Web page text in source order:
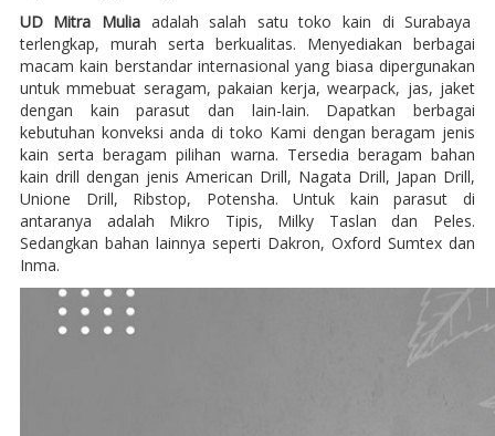
UD Mitra Mulia adalah salah satu toko kain di Surabaya
terlengkap, murah serta berkualitas. Menyediakan berbagai
macam kain berstandar internasional yang biasa dipergunakan
untuk mmebuat seragam, pakaian kerja, wearpack, jas, jaket
dengan kain parasut dan lain-lain. Dapatkan berbagai
kebutuhan konveksi anda di toko Kami dengan beragam jenis
kain serta beragam pilihan warna. Tersedia beragam bahan
kain drill dengan jenis American Drill, Nagata Drill, Japan Drill,
Unione Drill, Ribstop, Potensha. Untuk kain parasut di
antaranya adalah Mikro Tipis, Milky Taslan dan Peles.
Sedangkan bahan lainnya seperti Dakron, Oxford Sumtex dan
Inma.